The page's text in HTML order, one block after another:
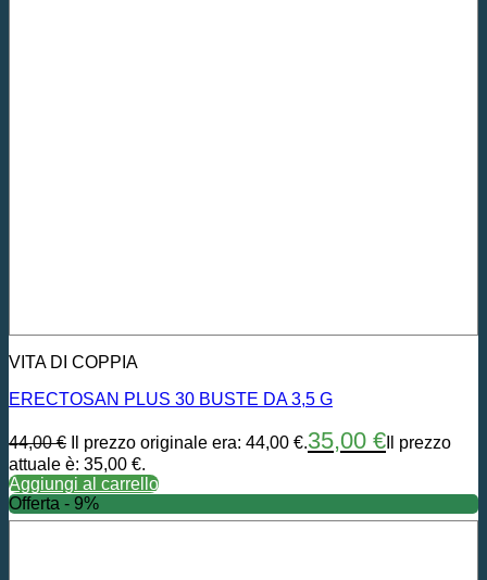
VITA DI COPPIA
ERECTOSAN PLUS 30 BUSTE DA 3,5 G
44,00€ Il prezzo originale era: 44,00 €.35,00 € Il prezzo
attuale è: 35,00 €.
Aggiungi al carrello
Offerta - 9%